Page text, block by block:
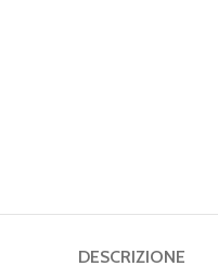
DESCRIZIONE